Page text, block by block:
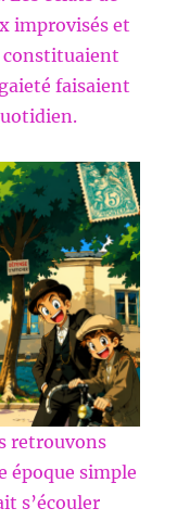
improvisés et
constituaient
faisaient
retrouvons
époque simple
s’écouler